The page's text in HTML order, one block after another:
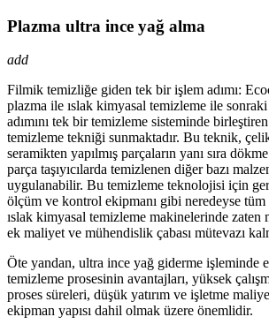
Plazma ultra ince yağ alma
add
Filmik temizliğe giden tek bir işlem adımı:
plazma ile ıslak kimyasal temizleme ile
adımını tek bir temizleme sisteminde
temizleme tekniği sunmaktadır. Bu teknik,
seramikten yapılmış parçaların yanı sıra
parça taşıyıcılarda temizlenen diğer bazı
uygulanabilir. Bu temizleme teknolojisi için
ölçüm ve kontrol ekipmanı gibi neredeyse
ıslak kimyasal temizleme makinelerinde zaten
ek maliyet ve mühendislik çabası mütevazı
Öte yandan, ultra ince yağ giderme işleminde
temizleme prosesinin avantajları, yüksek
proses süreleri, düşük yatırım ve işletme
ekipman yapısı dahil olmak üzere önemlidir.